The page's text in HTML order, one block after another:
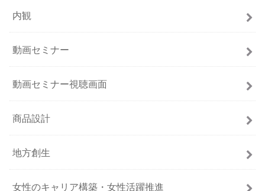
内観
動画セミナー
動画セミナー視聴画面
商品設計
地方創生
女性のキャリア構築・女性活躍推進